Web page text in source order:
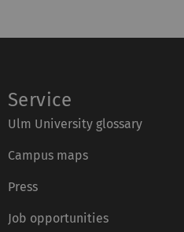
Service
Ulm University glossary
Campus maps
Press
Job opportunities